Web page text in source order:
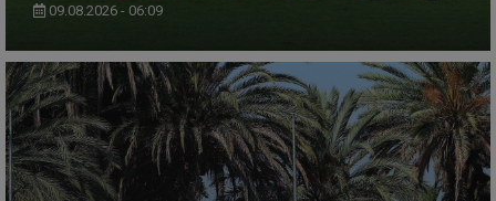
09.08.2026 - 06:09